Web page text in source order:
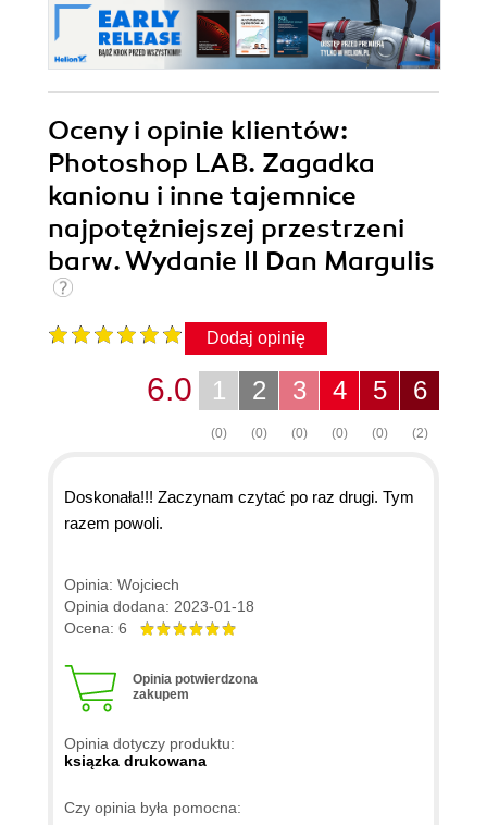
Oceny i opinie klientów:
Photoshop LAB. Zagadka
kanionu i inne tajemnice
najpotężniejszej przestrzeni
barw. Wydanie II Dan Margulis
Dodaj opinię
6
(2)
5
(0)
4
(0)
3
(0)
2
(0)
1
(0)
6.0
Doskonała!!! Zaczynam czytać po raz drugi. Tym
razem powoli.
Opinia: Wojciech
Opinia dodana: 2023-01-18
Ocena: 6
Opinia potwierdzona
zakupem
Opinia dotyczy produktu:
ksiązka drukowana
Czy opinia była pomocna: